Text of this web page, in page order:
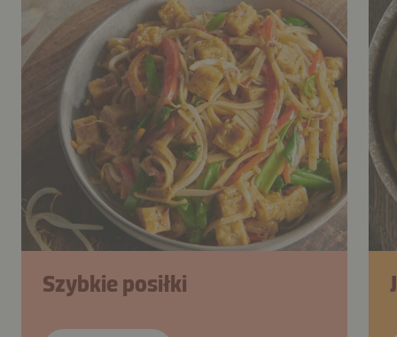
Szybkie posiłki